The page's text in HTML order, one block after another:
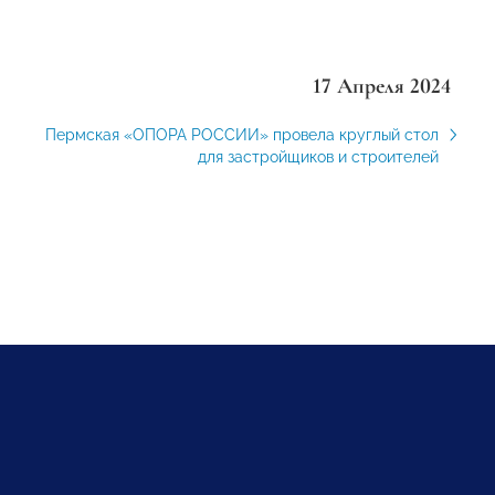
17 Апреля 2024
Пермская «ОПОРА РОССИИ» провела круглый стол
для застройщиков и строителей